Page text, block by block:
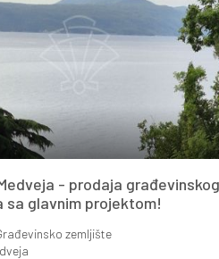
- prodaja građevinskog
sa glavnim projektom!
zemljište